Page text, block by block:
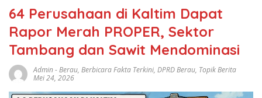
64 Perusahaan di Kaltim Dapat
Rapor Merah PROPER, Sektor
Tambang dan Sawit Mendominasi
Admin-Berau, Berbicara Fakta Terkini, DPRD Berau, Topik Berita
Mei 24, 2026